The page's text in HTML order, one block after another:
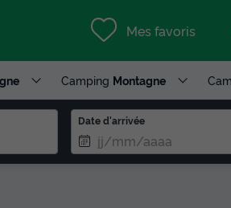
Mes favoris
Camping Montagne
Date d'arrivée